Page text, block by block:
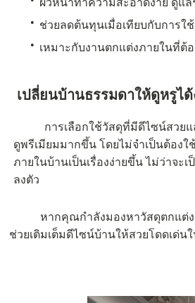
ผิวหน้าทำความสะอาดง่าย ดูแล
• ช่วยลดต้นทุนเมื่อเทียบกับการใ
• เหมาะกับงานตกแต่งภายในที่ต้
เปลี่ยนบ้านธรรมดาให้ดูหรูไ
การเลือกใช้วัสดุที่มีดีไซน์สวยและ
ดูพรีเมียมมากขึ้น โดยไม่จำเป็นต้อง
ภายในบ้านเป็นเรื่องง่ายขึ้น ไม่ว่าจะ
ลงตัว
หากคุณกำลังมองหาวัสดุตกแต่งผนัง
ช่วยเติมเต็มดีไซน์บ้านให้สวยโดดเด่น